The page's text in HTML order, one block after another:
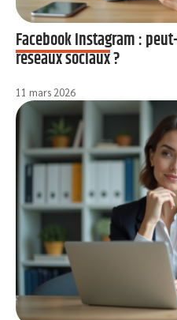
Facebook Instagram :
réseaux sociaux ?
11 mars 2026